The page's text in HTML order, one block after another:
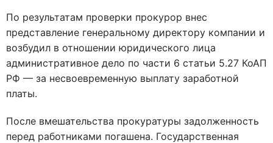
По результатам проверки прокурор внес
представление генеральному директору компании и
возбудил в отношении юридического лица
административное дело по части 6 статьи 5.27 КоАП
РФ — за несвоевременную выплату заработной
платы.
После вмешательства прокуратуры задолженность
перед работниками погашена. Государственная